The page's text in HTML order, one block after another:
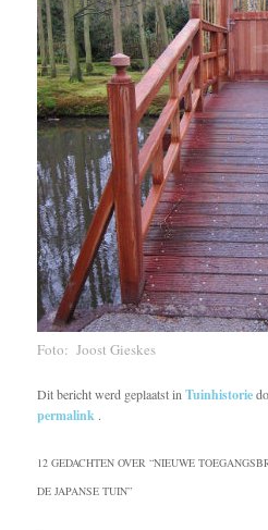
Foto: Joost Gieskes
Dit bericht werd geplaatst inTuinhistorie
permalink .
12 GEDACHTEN OVER “NIEUWE
DE JAPANSE TUIN”